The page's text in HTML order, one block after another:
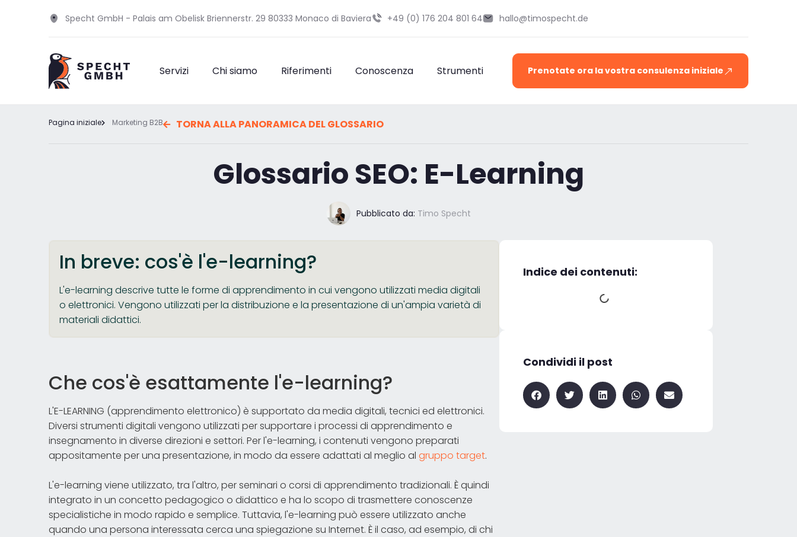
Specht GmbH - Palais am Obelisk Briennerstr. 29 80333 Monaco di Baviera +49 (0) 176 204 801 64 hallo@timospecht.de
Servizi Chi siamo Riferimenti Conoscenza Strumenti Prenotate ora la vostra consulenza iniziale
Pagina iniziale Marketing B2B TORNA ALLA PANORAMICA DEL GLOSSARIO
Glossario SEO: E-Learning
Pubblicato da: Timo Specht
In breve: cos'è l'e-learning?
L'e-learning descrive tutte le forme di apprendimento in cui vengono utilizzati media digitali
o elettronici. Vengono utilizzati per la distribuzione e la presentazione di un'ampia varietà di
materiali didattici.
Che cos'è esattamente l'e-learning?
L'E-LEARNING (apprendimento elettronico) è supportato da media digitali, tecnici ed elettronici.
Diversi strumenti digitali vengono utilizzati per supportare i processi di apprendimento e
insegnamento in diverse direzioni e settori. Per l'e-learning, i contenuti vengono preparati
appositamente per una presentazione, in modo da essere adattati al meglio al gruppo target.
L'e-learning viene utilizzato, tra l'altro, per seminari o corsi di apprendimento tradizionali. È quindi
integrato in un concetto pedagogico o didattico e ha lo scopo di trasmettere conoscenze
specialistiche in modo rapido e semplice. Tuttavia, l'e-learning può essere utilizzato anche
quando una persona interessata cerca una spiegazione su Internet. È il caso, ad esempio, di chi
Indice dei contenuti:
Condividi il post